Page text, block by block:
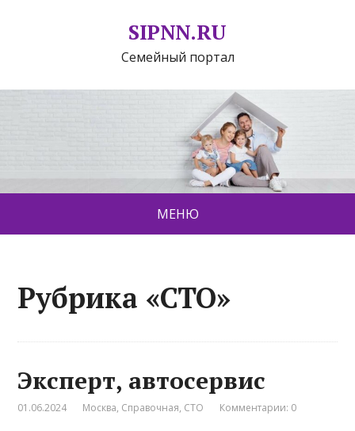
SIPNN.RU
Семейный портал
МЕНЮ
Рубрика «СТО»
Эксперт, автосервис
01.06.2024 Москва, Справочная, СТО Комментарии: 0